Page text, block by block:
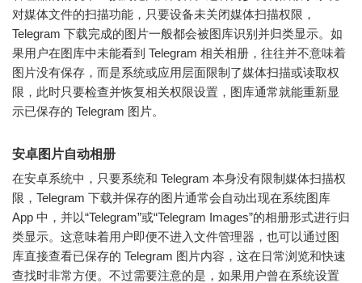
对媒体文件的扫描功能，只要设备未关闭媒体扫描权限，
Telegram 下载完成的图片一般都会被图库识别并归类显示。如
果用户在图库中未能看到 Telegram 相关相册，往往并不意味着
图片没有保存，而是系统或应用层面限制了媒体扫描或读取权
限，此时只要检查并恢复相关权限设置，图库通常就能重新显
示已保存的 Telegram 图片。
安卓图片自动相册
在安卓系统中，只要系统和 Telegram 本身没有限制媒体扫描权
限，Telegram 下载并保存的图片通常会自动出现在系统图库
App 中，并以“Telegram”或“Telegram Images”的相册形式进行归
类显示。这意味着用户即便不进入文件管理器，也可以通过图
库直接查看已保存的 Telegram 图片内容，这在日常浏览和快速
查找时非常方便。不过需要注意的是，如果用户曾在系统设置